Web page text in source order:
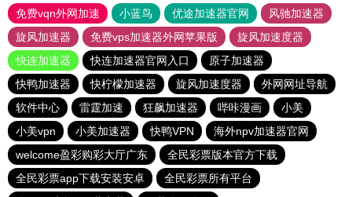
免费vqn外网加速
小蓝鸟 优途加速器官网
风驰加速器
旋风加速器
免费vps加速器外网苹果版
旋风加速度器
快连加速器
快连加速器官网入口
原子加速器
快鸭加速器
快柠檬加速器 旋风加速度器
外网网址导航
软件中心
雷霆加速 狂飙加速器 哔咔漫画
小美
小美vpn
小美加速器 快鸭VPN
海外npv加速器官网
welcome盈彩购彩大厅广东
全民彩票版本官方下载
全民彩票app下载安装安卓
全民彩票所有平台